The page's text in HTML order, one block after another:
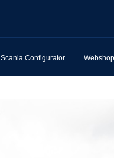
Scania Configurator Webshop